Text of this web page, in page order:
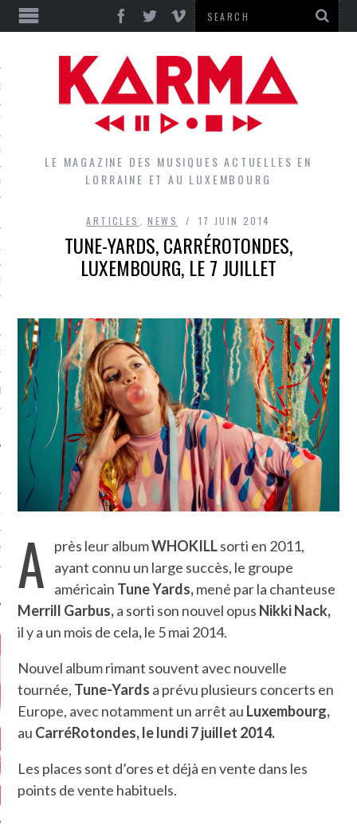
GROUPES DU LOCAL
LE MAGAZINE DES MUSIQUES ACTUELLES EN
LORRAINE ET AU LUXEMBOURG
ARTICLES ,NEWS 17 JUIN 2014
TUNE-YARDS, CARRÉROTONDES,
LUXEMBOURG, LE 7 JUILLET
A près leur albumWHOKILLsorti en 2011,
ayant connu un large succès, le groupe
américain Tune Yards,mené par la chanteuse
Merrill Garbus,a sorti son nouvel opus Nikki Nack,
il y a un mois de cela,le 5 mai 2014.
Nouvel album rimant souvent avec nouvelle
tournée, Tune-Yards a prévu plusieurs concerts en
Europe, avec notamment un arrêt au Luxembourg,
au CarréRotondes, le lundi 7 juillet 2014.
Les places sont d’ores et déjà en vente dans les
points de vente habituels.